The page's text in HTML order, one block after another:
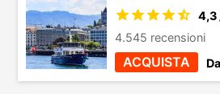
4,3
4.545 recensioni
ACQUISTA